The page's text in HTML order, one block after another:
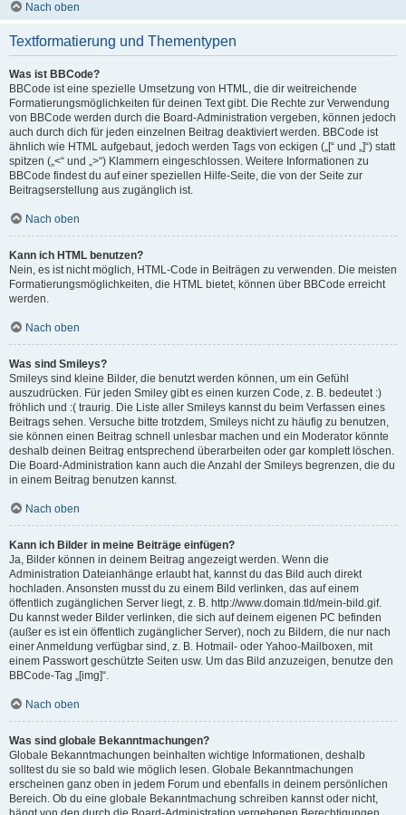
Nach oben
Textformatierung und Thementypen
Was ist BBCode?
BBCode ist eine spezielle Umsetzung von HTML, die dir weitreichende
Formatierungsmöglichkeiten für deinen Text gibt. Die Rechte zur Verwendung
von BBCode werden durch die Board-Administration vergeben, können jedoch
auch durch dich für jeden einzelnen Beitrag deaktiviert werden. BBCode ist
ähnlich wie HTML aufgebaut, jedoch werden Tags von eckigen („[“ und „]“) statt
spitzen („<“ und „>“) Klammern eingeschlossen. Weitere Informationen zu
BBCode findest du auf einer speziellen Hilfe-Seite, die von der Seite zur
Beitragserstellung aus zugänglich ist.
Nach oben
Kann ich HTML benutzen?
Nein, es ist nicht möglich, HTML-Code in Beiträgen zu verwenden. Die meisten
Formatierungsmöglichkeiten, die HTML bietet, können über BBCode erreicht
werden.
Nach oben
Was sind Smileys?
Smileys sind kleine Bilder, die benutzt werden können, um ein Gefühl
auszudrücken. Für jeden Smiley gibt es einen kurzen Code, z. B. bedeutet :)
fröhlich und :( traurig. Die Liste aller Smileys kannst du beim Verfassen eines
Beitrags sehen. Versuche bitte trotzdem, Smileys nicht zu häufig zu benutzen,
sie können einen Beitrag schnell unlesbar machen und ein Moderator könnte
deshalb deinen Beitrag entsprechend überarbeiten oder gar komplett löschen.
Die Board-Administration kann auch die Anzahl der Smileys begrenzen, die du
in einem Beitrag benutzen kannst.
Nach oben
Kann ich Bilder in meine Beiträge einfügen?
Ja, Bilder können in deinem Beitrag angezeigt werden. Wenn die
Administration Dateianhänge erlaubt hat, kannst du das Bild auch direkt
hochladen. Ansonsten musst du zu einem Bild verlinken, das auf einem
öffentlich zugänglichen Server liegt, z. B. http://www.domain.tld/mein-bild.gif.
Du kannst weder Bilder verlinken, die sich auf deinem eigenen PC befinden
(außer es ist ein öffentlich zugänglicher Server), noch zu Bildern, die nur nach
einer Anmeldung verfügbar sind, z. B. Hotmail- oder Yahoo-Mailboxen, mit
einem Passwort geschützte Seiten usw. Um das Bild anzuzeigen, benutze den
BBCode-Tag „[img]“.
Nach oben
Was sind globale Bekanntmachungen?
Globale Bekanntmachungen beinhalten wichtige Informationen, deshalb
solltest du sie so bald wie möglich lesen. Globale Bekanntmachungen
erscheinen ganz oben in jedem Forum und ebenfalls in deinem persönlichen
Bereich. Ob du eine globale Bekanntmachung schreiben kannst oder nicht,